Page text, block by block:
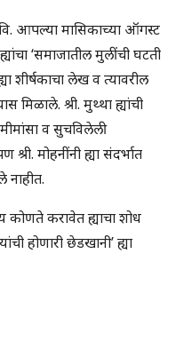
आपल्या मासिकाच्या ऑगस्ट
‘समाजातील मुलींची घटती
शीर्षकाचा लेख व त्यावरील
मिळाले. श्री. मुथ्था ह्यांची
व सुचविलेली
मोहनींनी ह्या संदर्भात
नाहीत.
कोणते करावेत ह्याचा शोध
होणारी छेडखानी’ ह्या